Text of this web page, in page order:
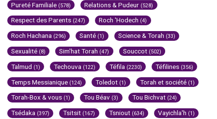
Pureté Familiale (578) Relations & Pudeur (528)
Respect des Parents (247) Roch 'Hodech (4)
Roch Hachana (296) Santé (1) Science & Torah (33)
Sexualité (8) Sim'hat Torah (47) Souccot (502)
Talmud (1) Techouva (122) Téfila (2230) Téfilines (356)
Temps Messianique (124) Toledot (1) Torah et société (1)
Torah-Box & vous (1) Tou Béav (3) Tou Bichvat (24)
Tsédaka (397) Tsitsit (167) Tsniout (634) Vayichla'h (1)